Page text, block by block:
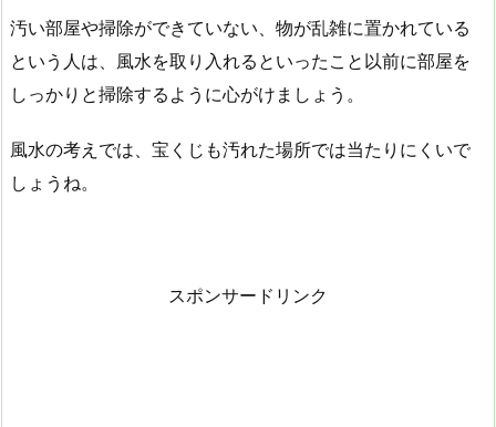
汚い部屋や掃除ができていない、物が乱雑に置かれている
という人は、風水を取り入れるといったこと以前に部屋を
しっかりと掃除するように心がけましょう。
風水の考えでは、宝くじも汚れた場所では当たりにくいで
しょうね。
スポンサードリンク